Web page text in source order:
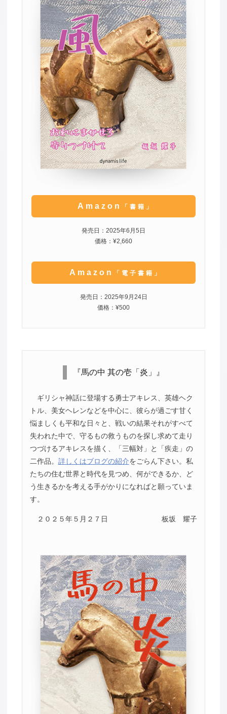
Amazon 「書籍」
発売日：2025年6月5日
価格：¥2,660
Amazon 「電子書籍」
発売日：2025年9月24日
価格：¥500
『馬の中 其の壱「炎」』
ギリシャ神話に登場する勇士アキレス、英雄ヘク
トル、美女ヘレンなどを中心に、彼らが過ごす甘く
悩ましくも平和な日々と、戦いの結果それがすべて
失われた中で、守るもの救うものを探し求めて走り
つづけるアキレスを描く、「三幅対」と「疾走」の
二作品。 詳しくはブログの紹介をごらん下さい。私
たちの住む世界と時代を見つめ、何ができるか、ど
う生きるかを考える手がかりになればと願っていま
す。
２０２５年５月２７日 板坂 耀子